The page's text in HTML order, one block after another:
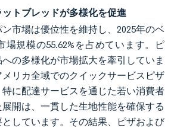
トブレッドが多様化を促進
市場は優位性を維持し、2025年のベ
場規模の55.62%を占めています。ピ
の多様化が市場拡大を牽引していま
リカ全域でのクイックサービスピザ
に配達サービスを通じた若い消費者
開は、一貫した生地性能を確保する
しています。その結果、ピザおよび